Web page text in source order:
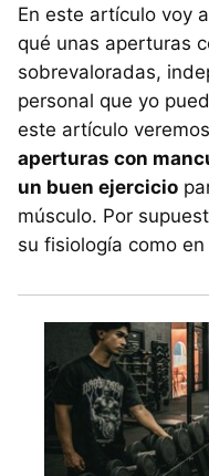
En este artículo voy
qué unas aperturas
sobrevaloradas,
personal que yo
este artículo veremos
aperturas con
un buen ejercicio
músculo. Por
su fisiología como